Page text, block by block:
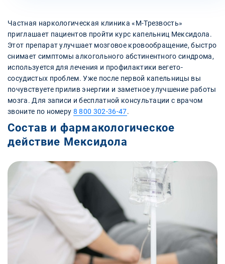
Частная наркологическая клиника «М-Трезвость»
приглашает пациентов пройти курс капельниц Мексидола.
Этот препарат улучшает мозговое кровообращение, быстро
снимает симптомы алкогольного абстинентного синдрома,
используется для лечения и профилактики вегето-
сосудистых проблем. Уже после первой капельницы вы
почувствуете прилив энергии и заметное улучшение работы
мозга. Для записи и бесплатной консультации с врачом
звоните по номеру 8 800 302-36-47.
Состав и фармакологическое
действие Мексидола